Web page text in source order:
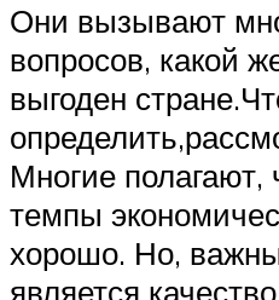
Они вызывают
вопросов, какой
выгоден
Многие полагают,
темпы
хорошо. Но,
является